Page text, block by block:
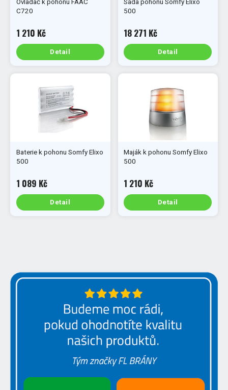
Ovladač k pohonu FAAC
C720
1 210 Kč
Detail
Sada pohonu Somfy Elixo
500
18 271 Kč
Detail
Baterie k pohonu Somfy Elixo
500
1 089 Kč
Detail
Maják k pohonu Somfy Elixo
500
1 210 Kč
Detail